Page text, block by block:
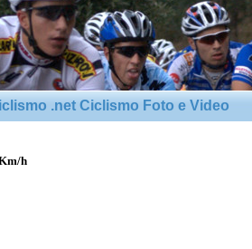
.net Ciclismo Foto e Video
h